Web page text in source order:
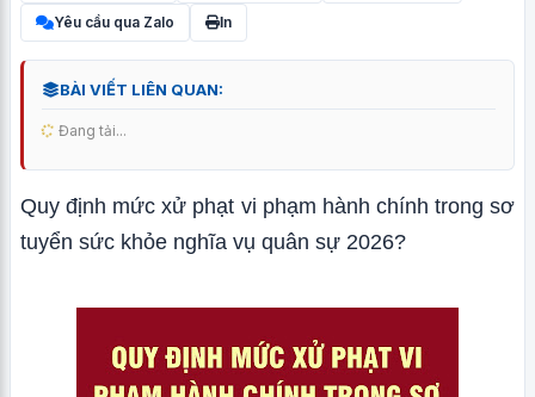
Yêu cầu qua Zalo In
BÀI VIẾT LIÊN QUAN:
Đang tải...
Quy định mức xử phạt vi phạm hành chính trong sơ
tuyển sức khỏe nghĩa vụ quân sự 2026?